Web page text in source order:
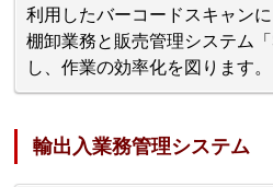
利用したバーコードスキャン
棚卸業務と販売管理システム
し、作業の効率化を図ります。
輸出入業務管理システム